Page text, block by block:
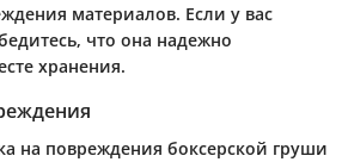
материалов. Если у вас
что она надежно
хранения.
на повреждения боксерской груши